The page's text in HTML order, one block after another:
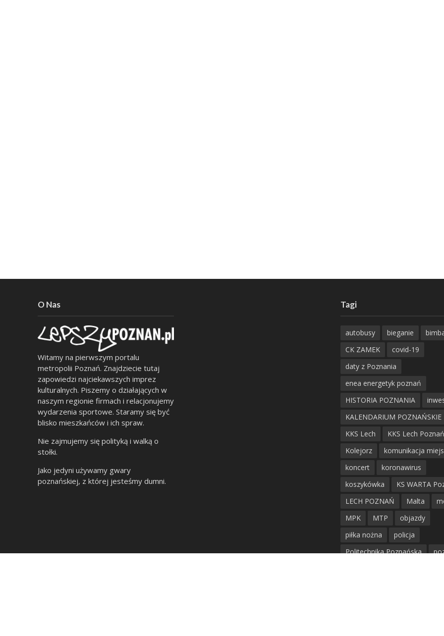
O Nas
Witamy na pierwszym portalu
metropolii Poznań. Znajdziecie tutaj
zapowiedzi najciekawszych imprez
kulturalnych. Piszemy o działających w
naszym regionie firmach i relacjonujemy
wydarzenia sportowe. Staramy się być
blisko mieszkańców i ich spraw.
Nie zajmujemy się polityką i walką o
stołki.
Jako jedyni używamy gwary
poznańskiej, z której jesteśmy dumni.
Tagi
autobusy bieganie
CK ZAMEK
covid-19
daty z Poznania
enea energetyk poznań
HISTORIA POZNANIA
KALENDARIUM POZNAŃSKIE
KKS Lech
KKS Lech Poznań
Kolejorz
komunikacja
koncert
koronawirus
koszykówka
KS WARTA
LECH POZNAŃ
Malta
MPK
MTP
objazdy
piłka nożna
policja
Politechnika Poznańska